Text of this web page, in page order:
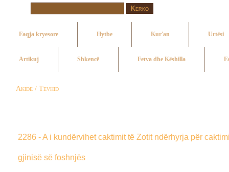
Faqja kryesore Hytbe Kur'an Urtësi
Artikuj Shkencë Fetva dhe Këshilla
Akide / Tevhid
2286 - A i kundërvihet caktimit të Zotit ndërhyrja për
gjinisë së foshnjës